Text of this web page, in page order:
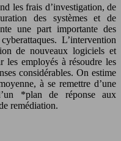
des systèmes et de
une part importante des
L’intervention
de nouveaux logiciels et
les employés à résoudre les
considérables. On estime
à se remettre d’une
*plan de réponse aux
remédiation.